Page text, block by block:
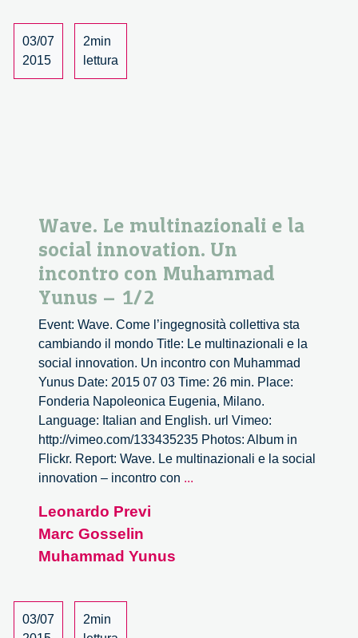
03/07
2015
2min
lettura
Wave. Le multinazionali e la
social innovation. Un
incontro con Muhammad
Yunus – 1/2
Event: Wave. Come l’ingegnosità collettiva sta
cambiando il mondo Title: Le multinazionali e la
social innovation. Un incontro con Muhammad
Yunus Date: 2015 07 03 Time: 26 min. Place:
Fonderia Napoleonica Eugenia, Milano.
Language: Italian and English. url Vimeo:
http://vimeo.com/133435235 Photos: Album in
Flickr. Report: Wave. Le multinazionali e la social
innovation – incontro con ...
Leonardo Previ
Marc Gosselin
Muhammad Yunus
03/07
2min